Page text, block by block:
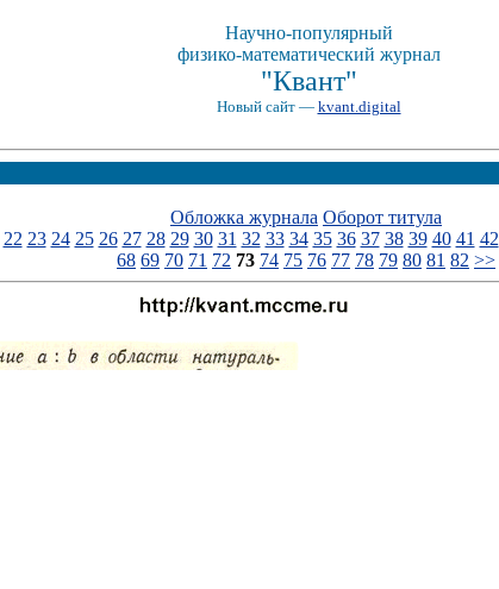
Научно-популярный
физико-математический журнал
"Квант"
Новый сайт — kvant.digital
Обложка журнала Оборот титула
22 23 24 25 26 27 28 29 30 31 32 33 34 35 36 37 38 39 40 41 42
68 69 70 71 72 73 74 75 76 77 78 79 80 81 82 >>